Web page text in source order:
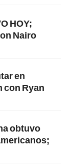
HOY;
Nairo
en
con Ryan
obtuvo